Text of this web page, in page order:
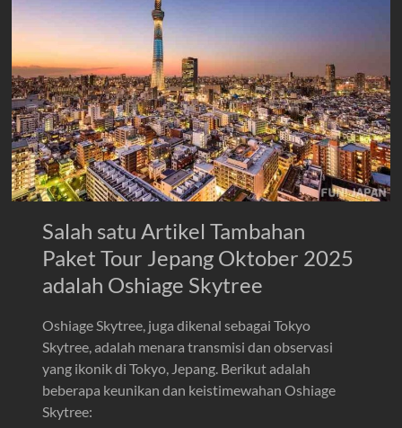
Salah satu Artikel Tambahan
Paket Tour Jepang Oktober 2025
adalah Oshiage Skytree
Oshiage Skytree, juga dikenal sebagai Tokyo
Skytree, adalah menara transmisi dan observasi
yang ikonik di Tokyo, Jepang. Berikut adalah
beberapa keunikan dan keistimewahan Oshiage
Skytree: